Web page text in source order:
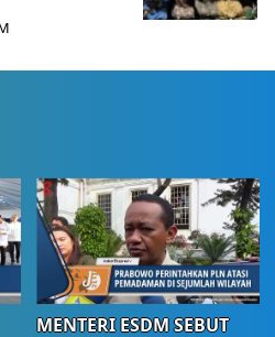
MENTERI ESDM SEBUT